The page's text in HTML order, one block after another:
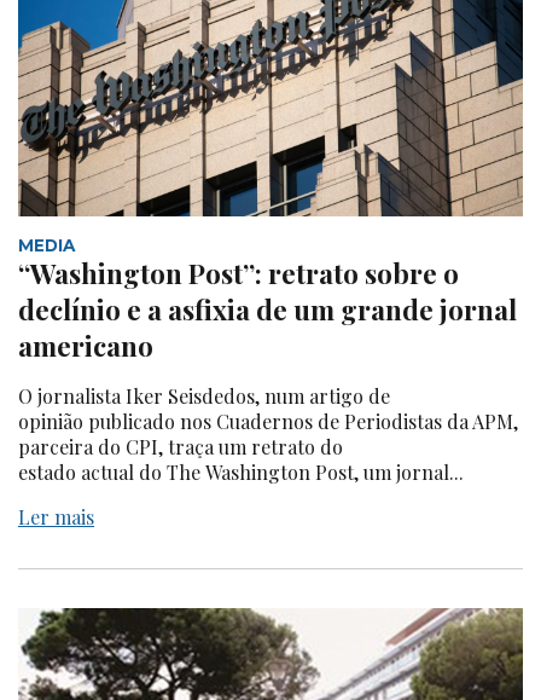
MEDIA
“Washington Post”: retrato sobre o
declínio e a asfixia de um grande jornal
americano
O jornalista Iker Seisdedos, num artigo de
opinião publicado nos Cuadernos de Periodistas da APM,
parceira do CPI, traça um retrato do
estado actual do The Washington Post, um jornal...
Ler mais